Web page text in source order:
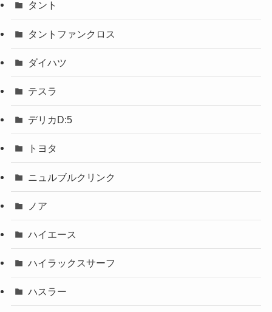
タント
タントファンクロス
ダイハツ
テスラ
デリカD:5
トヨタ
ニュルブルクリンク
ノア
ハイエース
ハイラックスサーフ
ハスラー